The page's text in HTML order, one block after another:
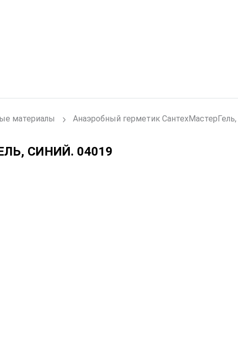
материалы Анаэробный герметик СантехМастерГель,
СИНИЙ. 04019